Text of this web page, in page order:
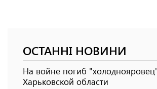
ОСТАННІ НОВИНИ
На войне погиб
Харьковской области